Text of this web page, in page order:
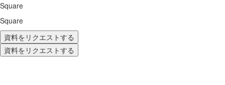
Square
Square
資料をリクエストする
資料をリクエストする